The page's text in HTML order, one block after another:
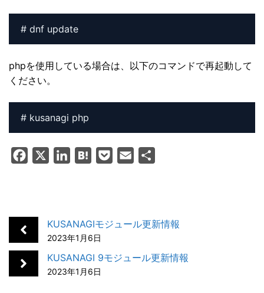
# dnf update
phpを使用している場合は、以下のコマンドで再起動して
ください。
# kusanagi php
o
e
d
I
n
n
a
e
l
KUSANAGIモジュール更新情報
2023年1月6日
KUSANAGI 9モジュール更新情報
2023年1月6日